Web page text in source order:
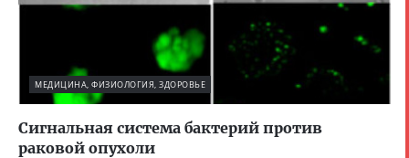
МЕДИЦИНА, ФИЗИОЛОГИЯ, ЗДОРОВЬЕ
Сигнальная система бактерий против
раковой опухоли